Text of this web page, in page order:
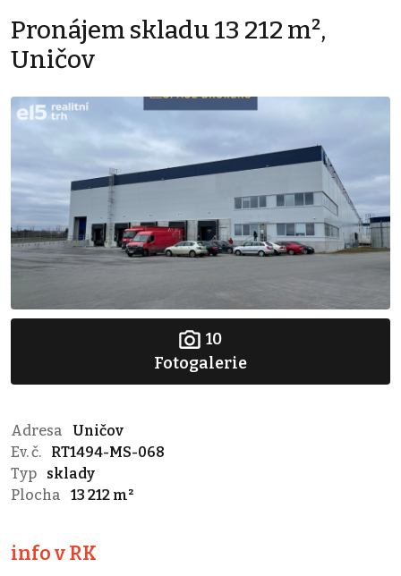
Pronájem skladu 13 212 m²,
Uničov
10
Fotogalerie
Adresa
Uničov
Ev. č.
RT1494-MS-068
Typ
sklady
Plocha
13 212 m²
info v RK